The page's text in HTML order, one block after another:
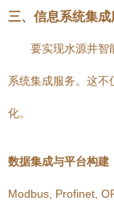
三、信息系统集
要实现水源井智
系统集成服务。这
化。
数据集成与平台构建
Modbus, Profinet,